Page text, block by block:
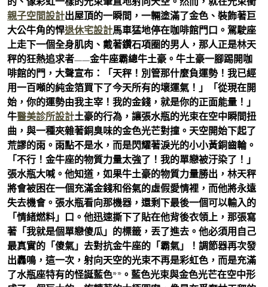
親子空間設計出屋頂的一瞬間，一輛塗滿了金色、裝飾著巨
大公牛角的悍退休宅設計馬車猛地停在咖啡館門口。駕駛座
上走下一個全身肌肉、戴著鑽石項圈的男人，那人正是林天
秤的狂熱追求者——金牛座霸總牛土豪。牛土豪一腳踢開咖
啡館的門，大聲宣布：「天秤！別管那什麼負運勢！我已經
用一百噸的純金箔買下了今天所有的壞運氣！」「從現在開
始，你的運勢由我主宰！我的金錢，就是你的正面能量！」
牛醫美診所設計土豪的行為，讓張水瓶的光束在空中瞬間扭
曲，與一種夾雜著銅臭味的金色光芒對撞。天空開始下起了
荒謬的雨。雨點不是水，而是閃耀著淚光的小小黃銅齒輪。
「不行！金牛座的物質力量太強了！我的單戀被汙染了！」
張水瓶大喊。他知道，如果牛土豪的物質力量勝出，林天秤
將會被困在一個充滿金錢和俗氣的虛假愛情裡，而他將永遠
失去機會。張水瓶看向那機器，還剩下最後一個可以輸入的
「情緒燃料」口。他迅速撕下了貼在他背後衣領上，那張寫
著「我就是個單戀傻瓜」的標籤，丟了進去。他必須用自己
最真實的「傻氣」去對抗金牛座的「霸氣」！調節器再次發
出轟鳴，這一次，射向天空的光束不再是彩虹色，而是充滿
了水瓶座特有的怪誕藍色**。藍色光束與金色光芒在空中形